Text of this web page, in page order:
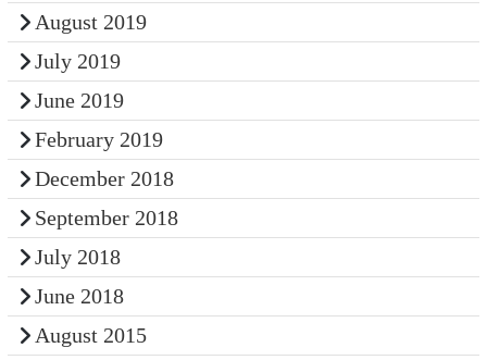
August 2019
July 2019
June 2019
February 2019
December 2018
September 2018
July 2018
June 2018
August 2015